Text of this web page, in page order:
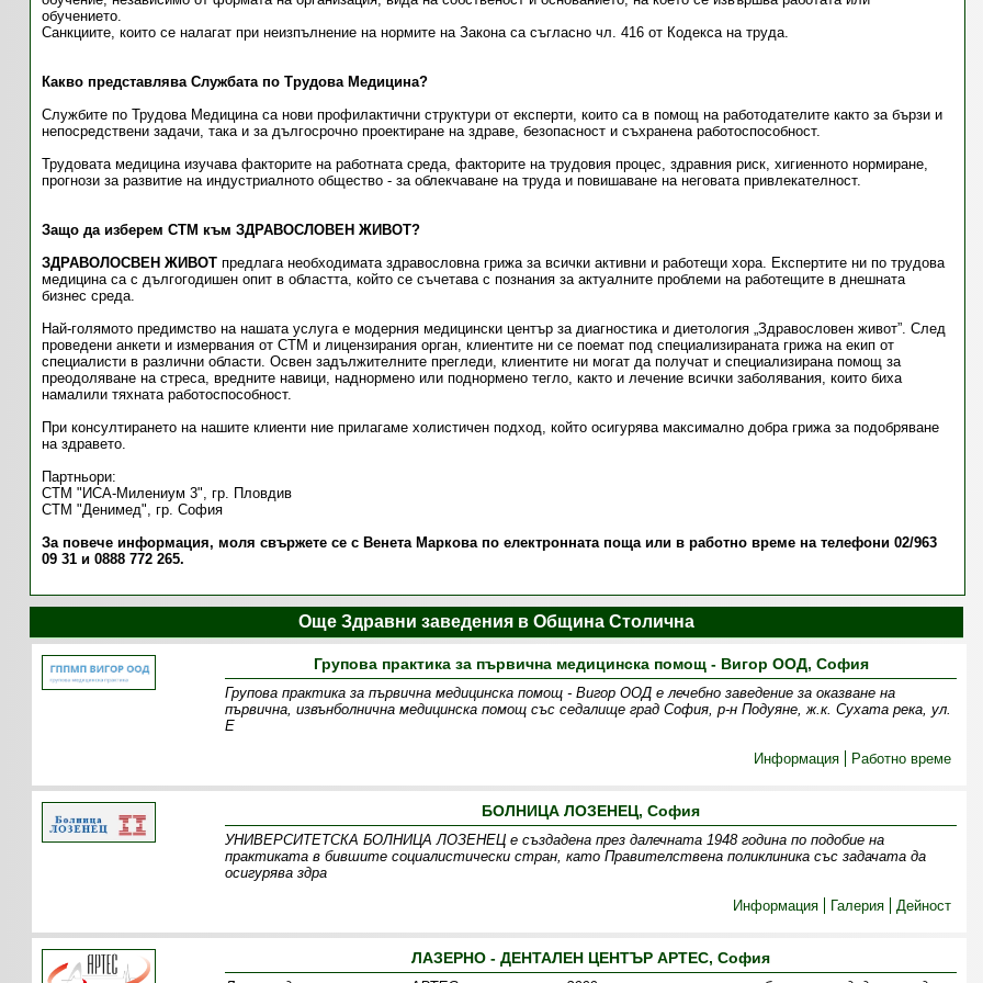
обучението.
Санкциите, които се налагат при неизпълнение на нормите на Закона са съгласно чл. 416 от Кодекса на труда.
Какво представлява Службата по Трудова Медицина?
Службите по Трудова Медицина са нови профилактични структури от експерти, които са в помощ на работодателите както за бързи и
непосредствени задачи, така и за дългосрочно проектиране на здраве, безопасност и съхранена работоспособност.
Трудовата медицина изучава факторите на работната среда, факторите на трудовия процес, здравния риск, хигиенното нормиране,
прогнози за развитие на индустриалното общество - за облекчаване на труда и повишаване на неговата привлекателност.
Защо да изберем СТМ към ЗДРАВОСЛОВЕН ЖИВОТ?
ЗДРАВОЛОСВЕН ЖИВОТпредлага необходимата здравословна грижа за всички активни и работещи хора. Експертите ни по трудова
медицина са с дългогодишен опит в областта, който се съчетава с познания за актуалните проблеми на работещите в днешната
бизнес среда.
Най-голямото предимство на нашата услуга е модерния медицински център за диагностика и диетология „Здравословен живот”. След
проведени анкети и измервания от СТМ и лицензирания орган, клиентите ни се поемат под специализираната грижа на екип от
специалисти в различни области. Освен задължителните прегледи, клиентите ни могат да получат и специализирана помощ за
преодоляване на стреса, вредните навици, наднормено или поднормено тегло, както и лечение всички заболявания, които биха
намалили тяхната работоспособност.
При консултирането на нашите клиенти ние прилагаме холистичен подход, който осигурява максимално добра грижа за подобряване
на здравето.
Партньори:
СТМ "ИСА-Милениум 3", гр. Пловдив
СТМ "Денимед", гр. София
За повече информация, моля свържете се с Венета Маркова по електронната поща или в работно време на телефони 02/963
09 31 и 0888 772 265.
Още Здравни заведения в Община Столична
Групова практика за първична медицинска помощ - Вигор ООД, София
Групова практика за първична медицинска помощ - Вигор ООД е лечебно заведение за оказване на
първична, извънболнична медицинска помощ със седалище град София, р-н Подуяне, ж.к. Сухата река, ул.
Е
Информация
Работно време
БОЛНИЦА ЛОЗЕНЕЦ, София
УНИВЕРСИТЕТСКА БОЛНИЦА ЛОЗЕНЕЦ е създадена през далечната 1948 година по подобие на
практиката в бившите социалистически стран, като Правителствена поликлиника със задачата да
осигурява здра
Информация
Галерия Дейност
ЛАЗЕРНО - ДЕНТАЛЕН ЦЕНТЪР АРТЕС, София